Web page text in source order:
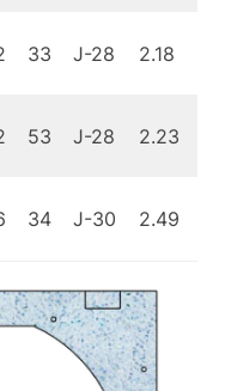
33 J-28 2.18
53 J-28 2.23
34 J-30 2.49